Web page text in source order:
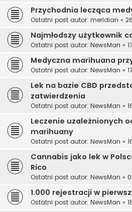
Przychodnia lecząca
Ostatni post autor: meridian «
Najmłodszy użytkownik
Ostatni post autor: NewsMan «
Medyczna marihuana
Ostatni post autor: NewsMan «
Lek na bazie CBD
zatwierdzenia
Ostatni post autor: NewsMan «
Leczenie uzależnionych
marihuany
Ostatni post autor: NewsMan «
Cannabis jako lek w
Rico
Ostatni post autor: NewsMan «
1.000 rejestracji w
Ostatni post autor: NewsMan «